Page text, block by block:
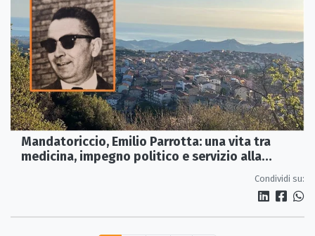
Mandatoriccio, Emilio Parrotta: una vita tra
medicina, impegno politico e servizio alla
Condividi su: